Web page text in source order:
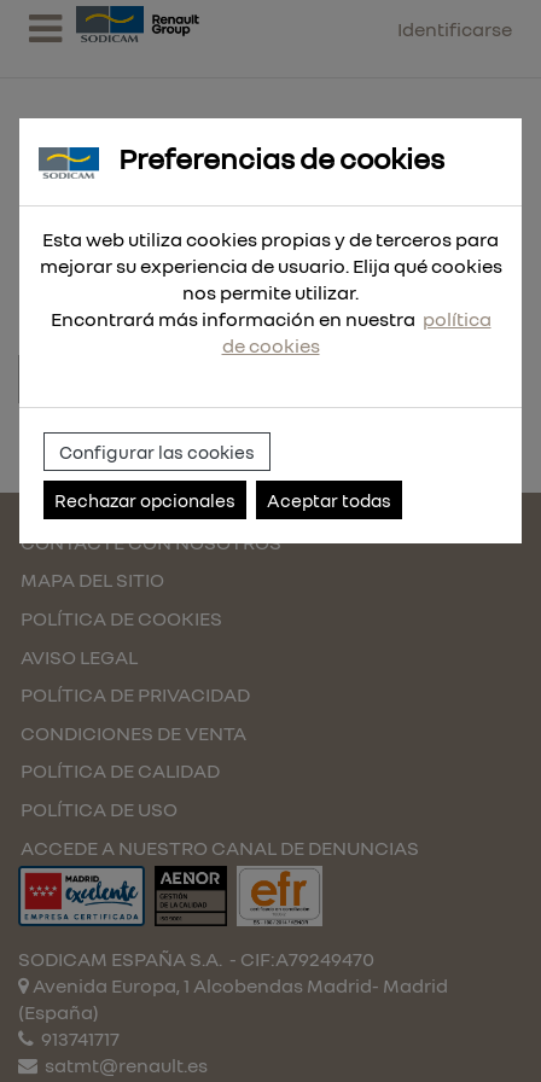
Identificarse
Guantes anticorte de poliuretano
de alta visibilid
Referencia:4932479931
CONTACTE CON NOSOTROS
MAPA DEL SITIO
POLÍTICA DE COOKIES
AVISO LEGAL
POLÍTICA DE PRIVACIDAD
CONDICIONES DE VENTA
POLÍTICA DE CALIDAD
POLÍTICA DE USO
ACCEDE A NUESTRO CANAL DE DENUNCIAS
SODICAM ESPAÑA S.A. - CIF:A79249470
Avenida Europa, 1 Alcobendas Madrid- Madrid
(España)
913741717
satmt@renault.es
Preferencias de cookies
Esta web utiliza cookies propias y de terceros para
mejorar su experiencia de usuario. Elija qué cookies
nos permite utilizar.
Encontrará más información en nuestra política
de cookies
Configurar las cookies
Rechazar opcionales Aceptar todas